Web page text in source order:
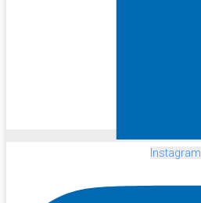
Instagram